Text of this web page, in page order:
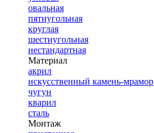
овальная
пятиугольная
круглая
шестиугольная
нестандартная
Материал
акрил
искусственный камень-мрамор
чугун
кварил
сталь
Монтаж